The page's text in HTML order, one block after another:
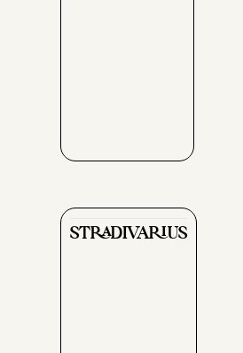
STRADIVARIUS